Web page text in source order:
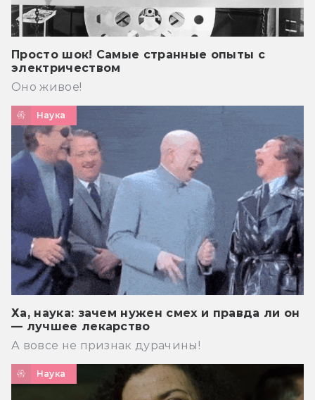
Просто шок! Самые странные опыты с
электричеством
Оно живое!
Наука
Ха, наука: зачем нужен смех и правда ли он
— лучшее лекарство
А вовсе не признак дурачины!
Наука